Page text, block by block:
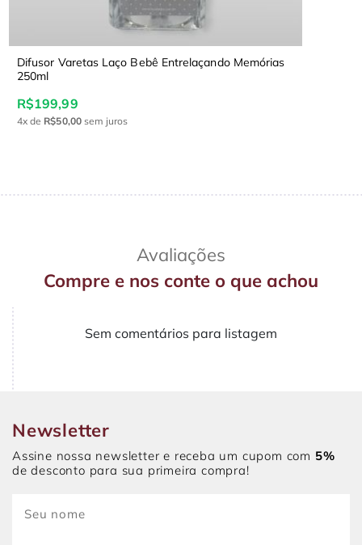
Difusor Varetas Laço Bebê Entrelaçando Memórias
250ml
R$199,99
4x de R$50,00sem juros
Avaliações
Compre e nos conte o que achou
Sem comentários para listagem
Newsletter
Assine nossa newsletter e receba um cupom com 5%
de desconto para sua primeira compra!